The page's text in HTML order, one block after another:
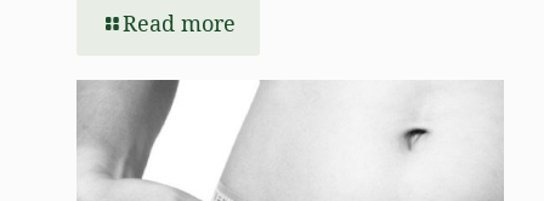
Read more